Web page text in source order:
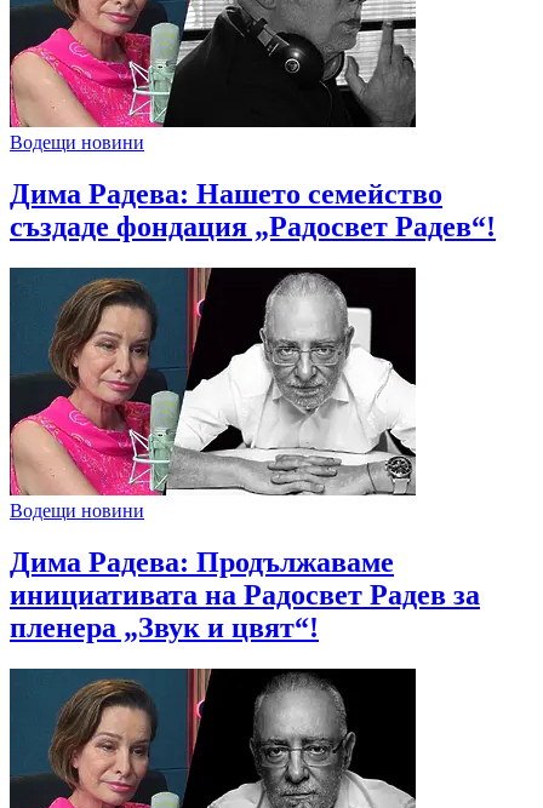
Водещи новини
Дима Радева: Нашето семейство
създаде фондация „Радосвет Радев“!
Водещи новини
Дима Радева: Продължаваме
инициативата на Радосвет Радев за
пленера „Звук и цвят“!